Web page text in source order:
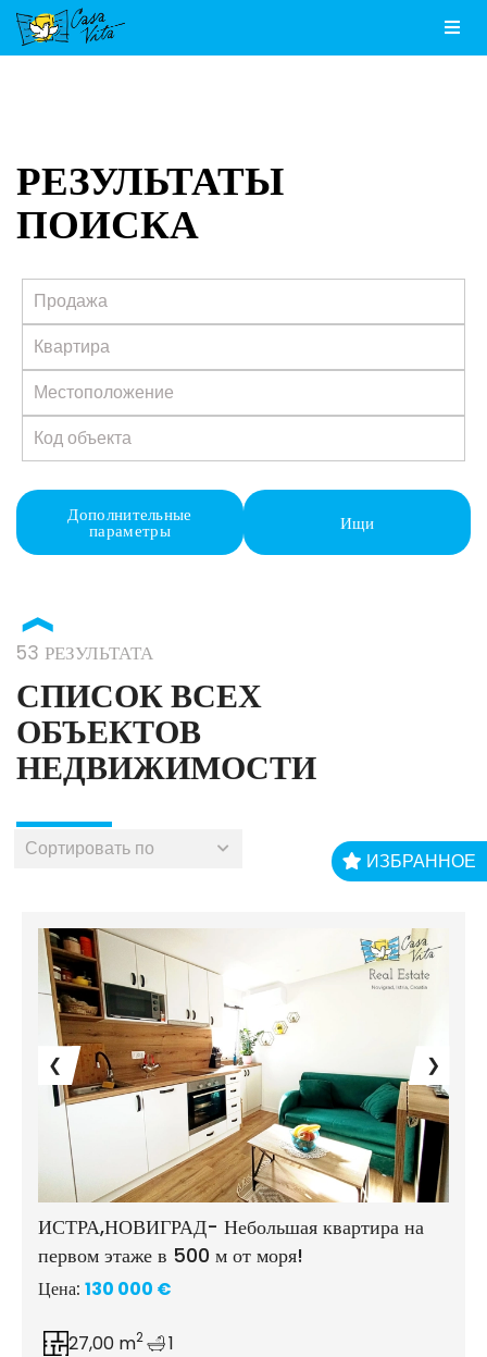
ИЗБРАННОЕ
РЕЗУЛЬТАТЫ
ПОИСКА
Дополнительные
параметры Ищи
❱
53 РЕЗУЛЬТАТА
СПИСОК ВСЕХ
ОБЪЕКТОВ
НЕДВИЖИМОСТИ
❮ ❯
ИСТРА,НОВИГРАД- Небольшая квартира на
первом этаже в 500 м от моря!
Цена: 130 000 €
27,00 m2 1